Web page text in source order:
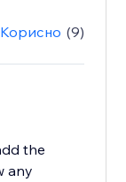
Корисно (9)
the
any